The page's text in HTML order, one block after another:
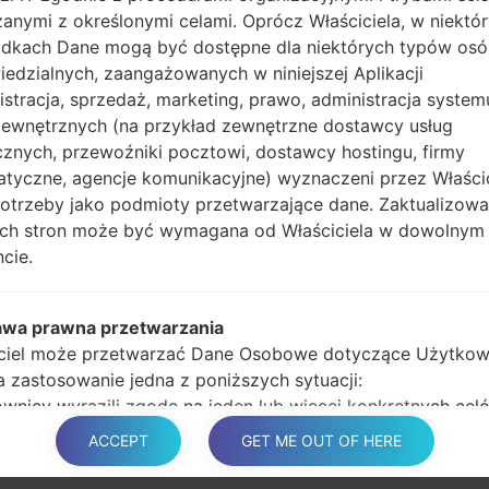
Naciśnij i
głośności, następnie
Naciśnij i
głośności i klawisz
Podłącz kabel
przycisk Bixby i
Naciśnij i
głośności.
Następnie podłącz
ponownie i odłączy
z określonymi celami. Oprócz Właściciela, w
Dane mogą być dostępne dla niektórych typów
zaangażowanych w niniejszej Aplikacji
sprzedaż, marketing, prawo, administracja
(na przykład zewnętrzne dostawcy usług
przewoźniki pocztowi, dostawcy hostingu, firmy
agencje komunikacyjne) wyznaczeni przez
jako podmioty przetwarzające dane.
stron może być wymagana od Właściciela w dowolnym
prawna przetwarzania
może przetwarzać Dane Osobowe dotyczące
zastosowanie jedna z poniższych sytuacji:
wyrazili zgodę na jeden lub więcej konkretnych
zgodnie z niektórymi ustawodawstwami, Właściciel może
na przetwarzanie danych osobowych, dopóki Użytkownik
wobec takiedo przetwarzania („nie
ACCEPT GET ME OUT OF HERE